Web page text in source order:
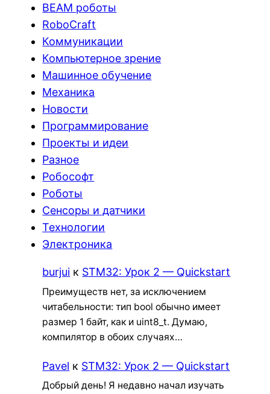
BEAM роботы
RoboCraft
Коммуникации
Компьютерное зрение
Машинное обучение
Механика
Новости
Программирование
Проекты и идеи
Разное
Робософт
Роботы
Сенсоры и датчики
Технологии
Электроника
burjui к STM32: Урок 2 — Quickstart
Преимуществ нет, за исключением
читабельности: тип bool обычно имеет
размер 1 байт, как и uint8_t. Думаю,
компилятор в обоих случаях…
Pavel к STM32: Урок 2 — Quickstart
Добрый день! Я недавно начал изучать